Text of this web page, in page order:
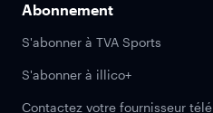
Abonnement
S'abonner à TVA Sports
S'abonner à illico+
Contactez votre fournisseur télé